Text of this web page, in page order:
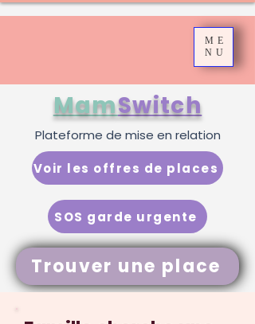
ME
NU
Trouver une place
MamSwitch
SOS garde urgente
Voir les offres de places
Plateforme de mise en relation